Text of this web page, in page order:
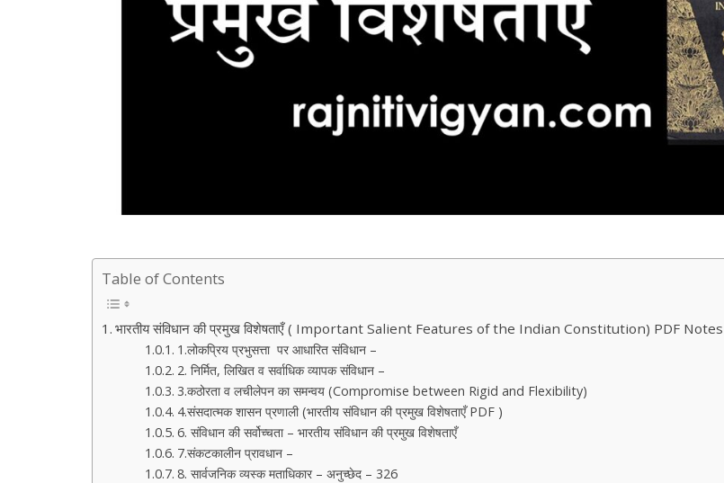
Table of Contents
भारतीय संविधान की प्रमुख विशेषताएँ ( Important Salient Features of the Indian Constitution) PDF Notes
1.लोकप्रिय प्रभुसत्ता पर आधारित संविधान –
2. निर्मित, लिखित व सर्वाधिक व्यापक संविधान –
3.कठोरता व लचीलेपन का समन्वय (Compromise between Rigid and Flexibility)
4.संसदात्मक शासन प्रणाली (भारतीय संविधान की प्रमुख विशेषताएँ PDF )
6. संविधान की सर्वोच्चता – भारतीय संविधान की प्रमुख विशेषताएँ
7.संकटकालीन प्रावधान –
8. सार्वजनिक व्यस्क मताधिकार – अनुच्छेद – 326